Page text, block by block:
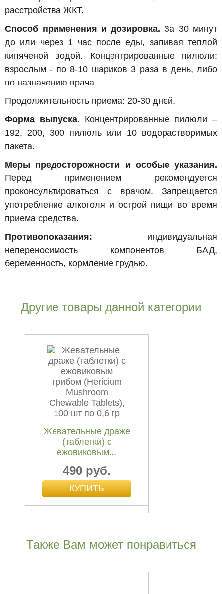
расстройства ЖКТ.
Способ применения и дозировка. За 30 минут
до или через 1 час после еды, запивая теплой
кипяченой водой. Концентрированные пилюли:
взрослым - по 8-10 шариков 3 раза в день, либо
по назначению врача.
Продолжительность приема: 20-30 дней.
Форма выпуска. Концентрированные пилюли –
192, 200, 300 пилюль или 10 водорастворимых
пакета.
Меры предосторожности и особые указания.
Перед применением рекомендуется
проконсультироваться с врачом. Запрещается
употребление алкоголя и острой пищи во время
приема средства.
Противопоказания: индивидуальная
непереносимость компонентов БАД,
беременность, кормление грудью.
Другие товары данной категории
Жевательные драже
(таблетки) с
ежовиковым...
490 руб.
Также Вам может понравиться